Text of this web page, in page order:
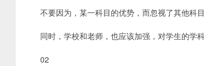
不要因为，某一科目的优势，而忽视了其他科目
同时，学校和老师，也应该加强，对学生的学
02